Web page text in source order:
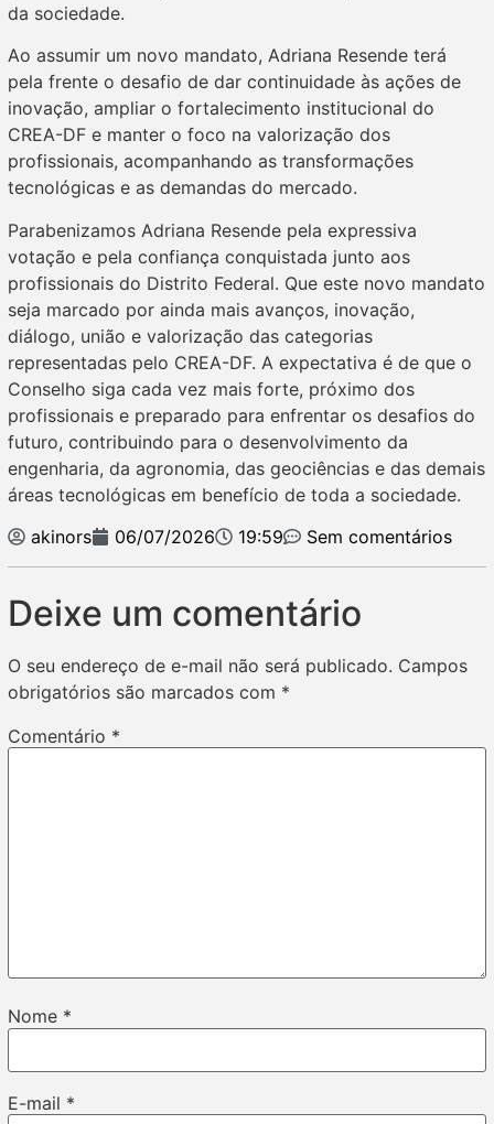
da sociedade.
Ao assumir um novo mandato, Adriana Resende terá
pela frente o desafio de dar continuidade às ações de
inovação, ampliar o fortalecimento institucional do
CREA-DF e manter o foco na valorização dos
profissionais, acompanhando as transformações
tecnológicas e as demandas do mercado.
Parabenizamos Adriana Resende pela expressiva
votação e pela confiança conquistada junto aos
profissionais do Distrito Federal. Que este novo mandato
seja marcado por ainda mais avanços, inovação,
diálogo, união e valorização das categorias
representadas pelo CREA-DF. A expectativa é de que o
Conselho siga cada vez mais forte, próximo dos
profissionais e preparado para enfrentar os desafios do
futuro, contribuindo para o desenvolvimento da
engenharia, da agronomia, das geociências e das demais
áreas tecnológicas em benefício de toda a sociedade.
akinors
06/07/2026 19:59 Sem comentários
Deixe um comentário
O seu endereço de e-mail não será publicado. Campos
obrigatórios são marcados com *
Comentário *
Nome *
E-mail *